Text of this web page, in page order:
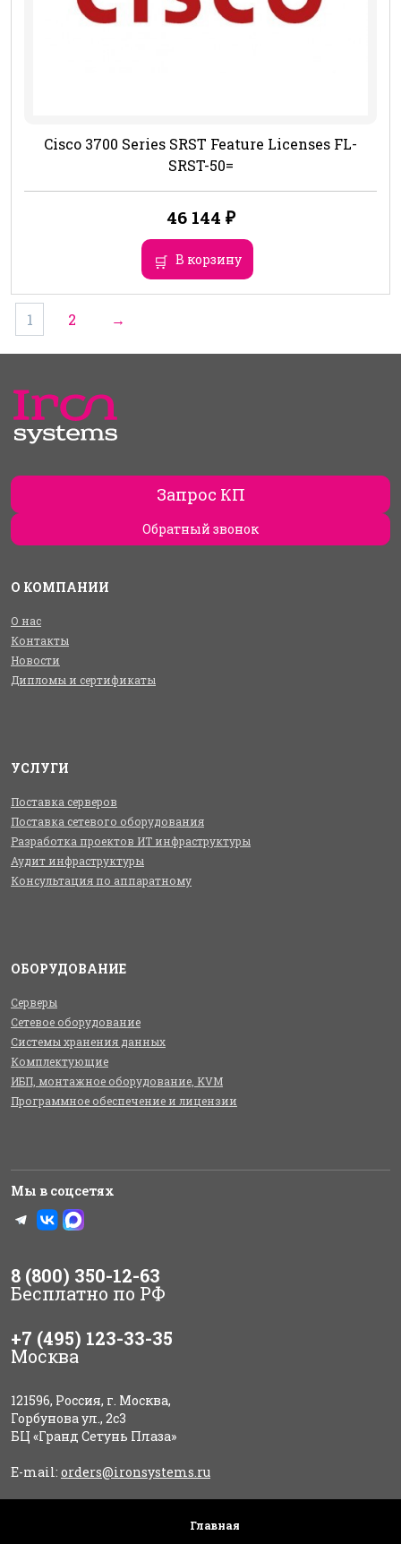
Cisco 3700 Series SRST Feature Licenses FL-
SRST-50=
46 144 ₽
В корзину
1 2 →
Запрос КП
Обратный звонок
О КОМПАНИИ
О нас
Контакты
Новости
Дипломы и сертификаты
УСЛУГИ
Поставка серверов
Поставка сетевого оборудования
Разработка проектов ИТ инфраструктуры
Аудит инфраструктуры
Консультация по аппаратному
ОБОРУДОВАНИЕ
Серверы
Сетевое оборудование
Системы хранения данных
Комплектующие
ИБП, монтажное оборудование, KVM
Программное обеспечение и лицензии
Мы в соцсетях
8 (800) 350-12-63
Бесплатно по РФ
+7 (495) 123-33-35
Москва
121596, Россия, г. Москва,
Горбунова ул., 2с3
БЦ «Гранд Сетунь Плаза»
E-mail: orders@ironsystems.ru
Главная